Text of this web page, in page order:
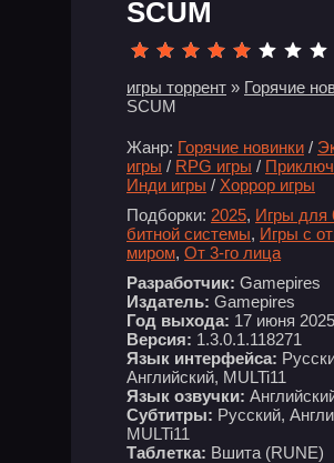
SCUM
игры торрент » Горячие
SCUM
Жанр: Горячие новинки /
игры / RPG игры /
Инди игры / Хоррор игры
Подборки: 2025, Игры для
битной системы, Игры с
миром, От 3-го лица
Разработчик: Gamepires
Издатель: Gamepires
Год выхода: 17 июня 2025
Версия: 1.3.0.1.118271
Язык интерфейса:
Английский, MULTi11
Язык озвучки:
Субтитры: Русский,
MULTi11
Таблетка: Вшита (RUNE)